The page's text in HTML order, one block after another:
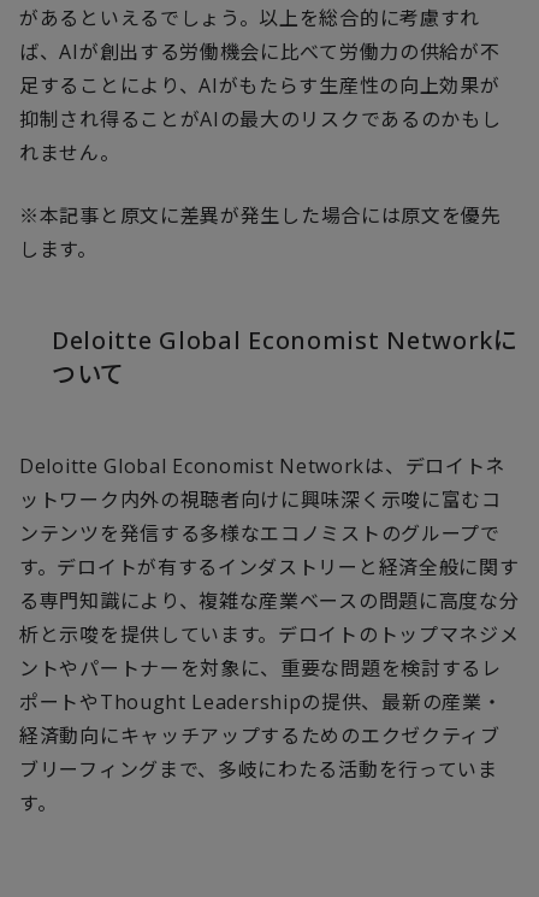
があるといえるでしょう。以上を総合的に考慮すれ
ば、AIが創出する労働機会に比べて労働力の供給が不
足することにより、AIがもたらす生産性の向上効果が
抑制され得ることがAIの最大のリスクであるのかもし
れません。
※本記事と原文に差異が発生した場合には原文を優先
します。
Deloitte Global Economist Networkに
ついて
Deloitte Global Economist Networkは、デロイトネ
ットワーク内外の視聴者向けに興味深く示唆に富むコ
ンテンツを発信する多様なエコノミストのグループで
す。デロイトが有するインダストリーと経済全般に関す
る専門知識により、複雑な産業ベースの問題に高度な分
析と示唆を提供しています。デロイトのトップマネジメ
ントやパートナーを対象に、重要な問題を検討するレ
ポートやThought Leadershipの提供、最新の産業・
経済動向にキャッチアップするためのエクゼクティブ
ブリーフィングまで、多岐にわたる活動を行っていま
す。